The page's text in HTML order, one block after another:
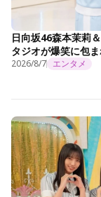
日向坂46森本茉莉
タジオが爆笑に包
2026/8/7 エンタメ